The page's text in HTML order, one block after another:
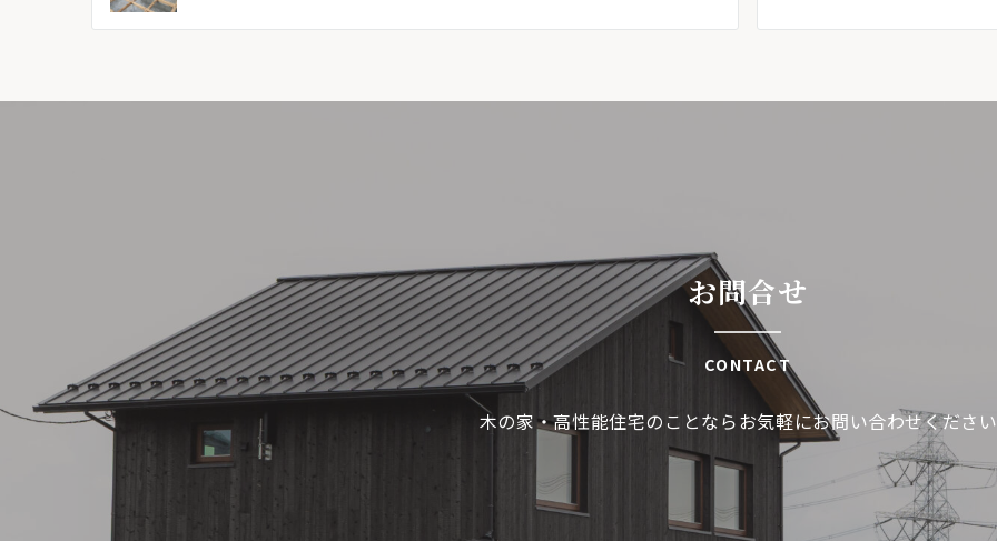
ナ
ゲ
お問合せ
CONTACT
木の家・高性能住宅のことならお気軽にお問い合わせくださ